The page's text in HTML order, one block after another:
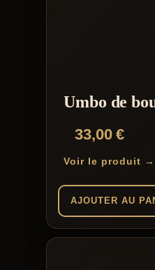
Umbo de
33,00€
Voir le produit →
AJOUTER AU